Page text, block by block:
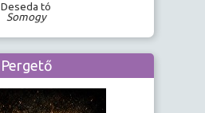
Deseda tó
Somogy
Pergető